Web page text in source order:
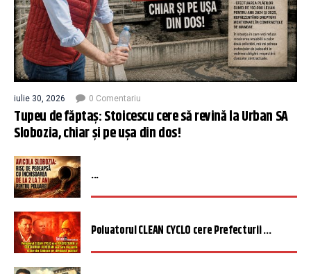
iulie 30, 2026 0 Comentariu
Tupeu de făptaș: Stoicescu cere să revină la Urban SA
Slobozia, chiar și pe ușa din dos!
...
Poluatorul CLEAN CYCLO cere Prefecturii ...